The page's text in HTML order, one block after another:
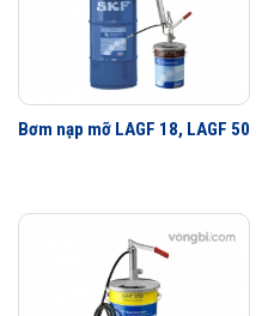
Bơm nạp mỡ LAGF 18, LAGF 50